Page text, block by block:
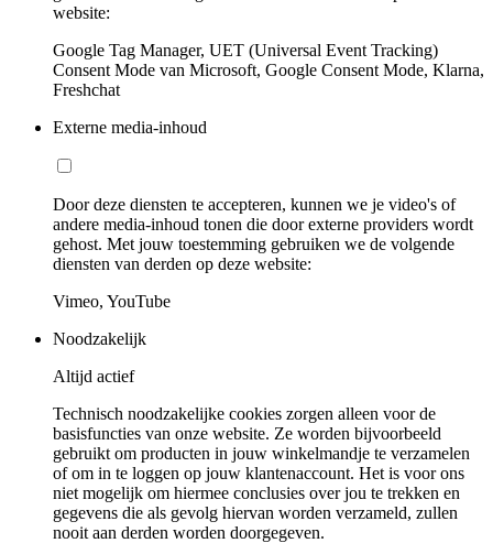
website:
Google Tag Manager, UET (Universal Event Tracking)
Consent Mode van Microsoft, Google Consent Mode, Klarna,
Freshchat
Externe media-inhoud
Door deze diensten te accepteren, kunnen we je video's of
andere media-inhoud tonen die door externe providers wordt
gehost. Met jouw toestemming gebruiken we de volgende
diensten van derden op deze website:
Vimeo, YouTube
Noodzakelijk
Altijd actief
Technisch noodzakelijke cookies zorgen alleen voor de
basisfuncties van onze website. Ze worden bijvoorbeeld
gebruikt om producten in jouw winkelmandje te verzamelen
of om in te loggen op jouw klantenaccount. Het is voor ons
niet mogelijk om hiermee conclusies over jou te trekken en
gegevens die als gevolg hiervan worden verzameld, zullen
nooit aan derden worden doorgegeven.